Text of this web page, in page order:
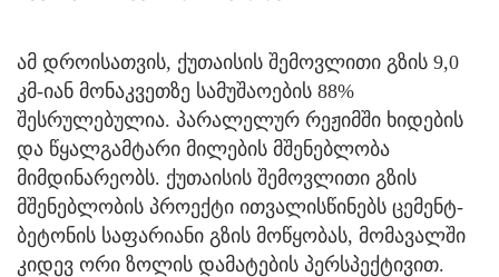
ამ დროისათვის, ქუთაისის შემოვლითი გზის 9,0
კმ-იან მონაკვეთზე სამუშაოების 88%
შესრულებულია. პარალელურ რეჟიმში ხიდების
და წყალგამტარი მილების მშენებლობა
მიმდინარეობს. ქუთაისის შემოვლითი გზის
მშენებლობის პროექტი ითვალისწინებს ცემენტ-
ბეტონის საფარიანი გზის მოწყობას, მომავალში
კიდევ ორი ზოლის დამატების პერსპექტივით.